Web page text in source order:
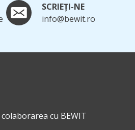
SCRIEȚI-NE
info@bewit.ro
cu BEWIT